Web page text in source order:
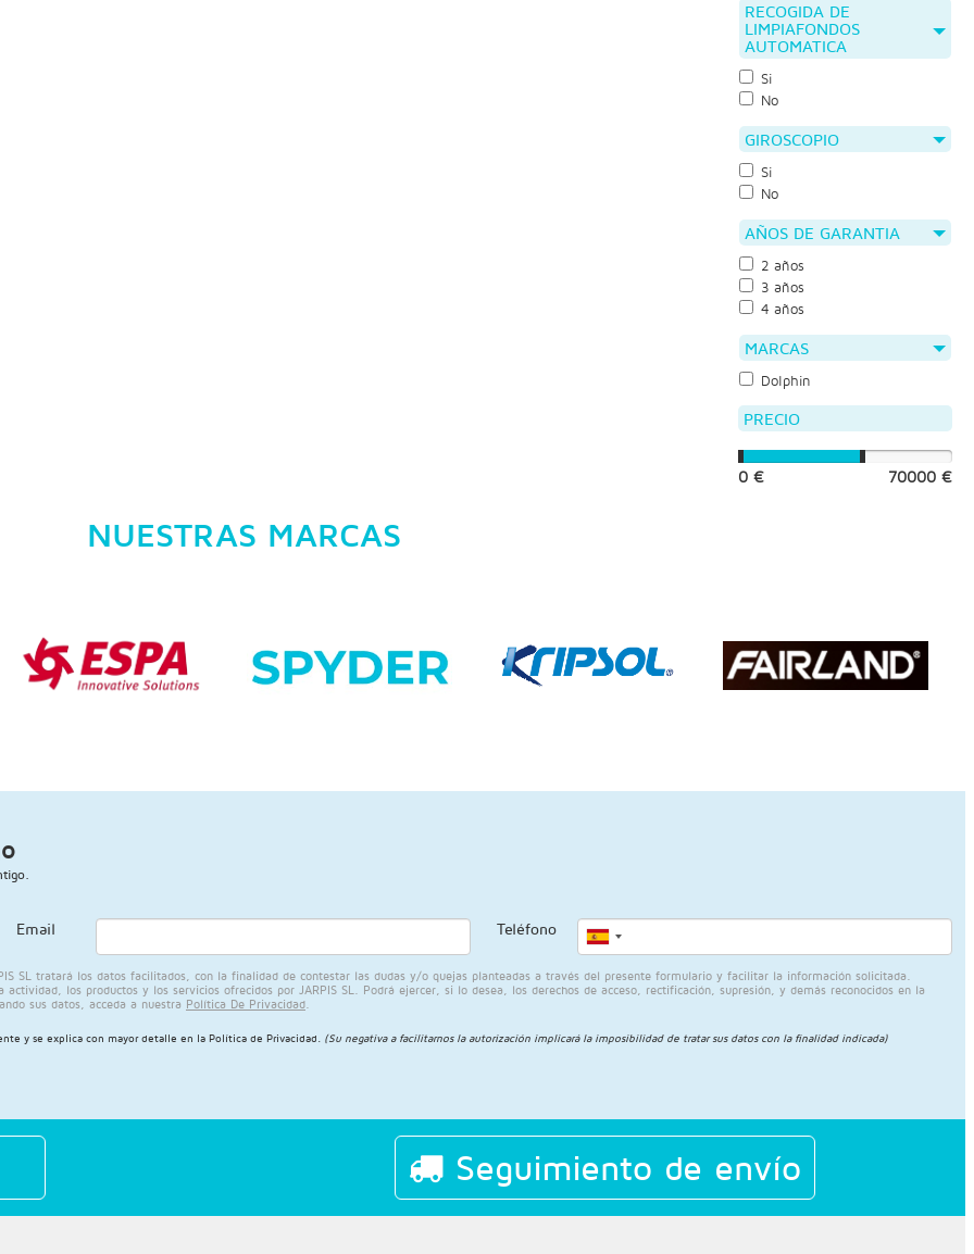
RECOGIDA DE
LIMPIAFONDOS
AUTOMATICA
Si
No
GIROSCOPIO
Si
No
AÑOS DE GARANTIA
2 años
3 años
4 años
MARCAS
Dolphin
PRECIO
0 € 70000 €
NUESTRAS MARCAS
Email Teléfono
SL tratará los datos facilitados, con la finalidad de contestar las dudas y/o quejas planteadas a través del presente formulario y facilitar la información solicitada.
los productos y los servicios ofrecidos por JARPIS SL. Podrá ejercer, si lo desea, los derechos de acceso, rectificación, supresión, y demás reconocidos en la
sus datos, acceda a nuestra Política De Privacidad
y se explica con mayor detalle en la Política de Privacidad (Su negativa a facilitarnos la autorización implicará la imposibilidad de tratar sus datos con la finalidad indicada)
Seguimiento de envío